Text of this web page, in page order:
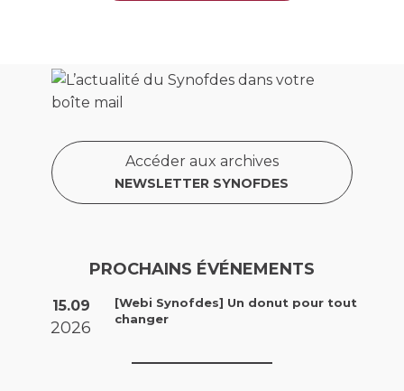
Accéder aux archives
NEWSLETTER SYNOFDES
PROCHAINS ÉVÉNEMENTS
15.09
2026
[Webi Synofdes] Un donut pour tout
changer